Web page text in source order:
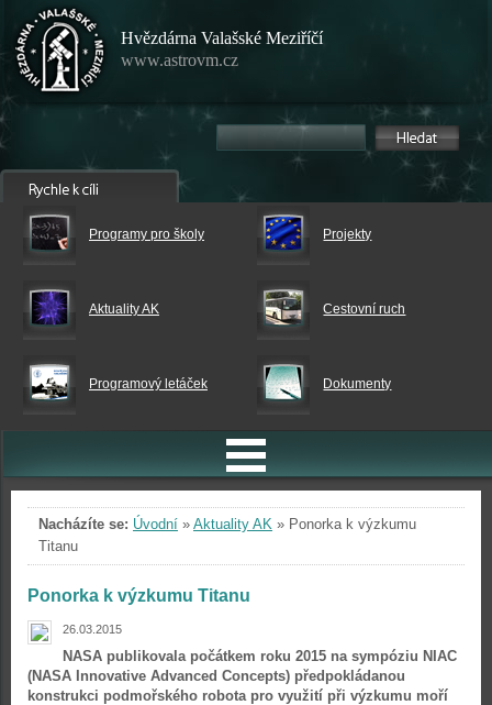
Hvězdárna Valašské Meziříčí
www.astrovm.cz
Programy pro školy Projekty
Aktuality AK Cestovní ruch
Programový letáček Dokumenty
Nacházíte se: Úvodní » Aktuality AK » Ponorka k výzkumu
Titanu
Ponorka k výzkumu Titanu
26.03.2015
NASA publikovala počátkem roku 2015 na sympóziu NIAC
(NASA Innovative Advanced Concepts) předpokládanou
konstrukci podmořského robota pro využití při výzkumu moří